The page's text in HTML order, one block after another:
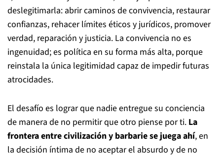
deslegitimarla: abrir caminos de convivencia, restaurar
confianzas, rehacer límites éticos y jurídicos, promover
verdad, reparación y justicia. La convivencia no es
ingenuidad; es política en su forma más alta, porque
reinstala la única legitimidad capaz de impedir futuras
atrocidades.
El desafío es lograr que nadie entregue su conciencia
de manera de no permitir que otro piense por ti. La
frontera entre civilización y barbarie se juega ahí, en
la decisión íntima de no aceptar el absurdo y de no